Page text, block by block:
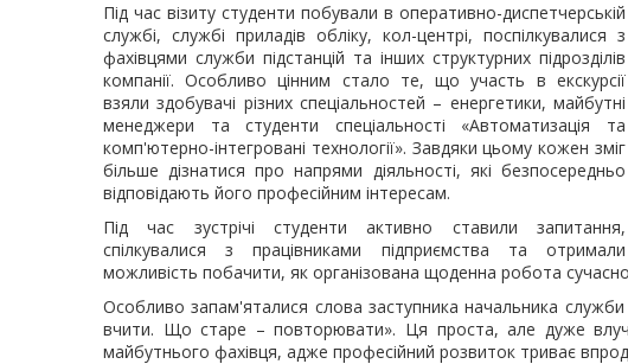
Під час візиту студенти побували в оперативно-диспетчерській
службі, службі приладів обліку, кол-центрі, поспілкувалися з
фахівцями служби підстанцій та інших структурних підрозділів
компанії. Особливо цінним стало те, що участь в екскурсії
взяли здобувачі різних спеціальностей – енергетики, майбутні
менеджери та студенти спеціальності «Автоматизація та
комп'ютерно-інтегровані технології». Завдяки цьому кожен зміг
більше дізнатися про напрями діяльності, які безпосередньо
відповідають його професійним інтересам.
Під час зустрічі студенти активно ставили запитання,
спілкувалися з працівниками підприємства та отримали
можливість побачити, як організована щоденна робота
Особливо запам'яталися слова заступника начальника служби
вчити. Що старе – повторювати». Ця проста, але дуже
майбутнього фахівця, адже професійний розвиток триває